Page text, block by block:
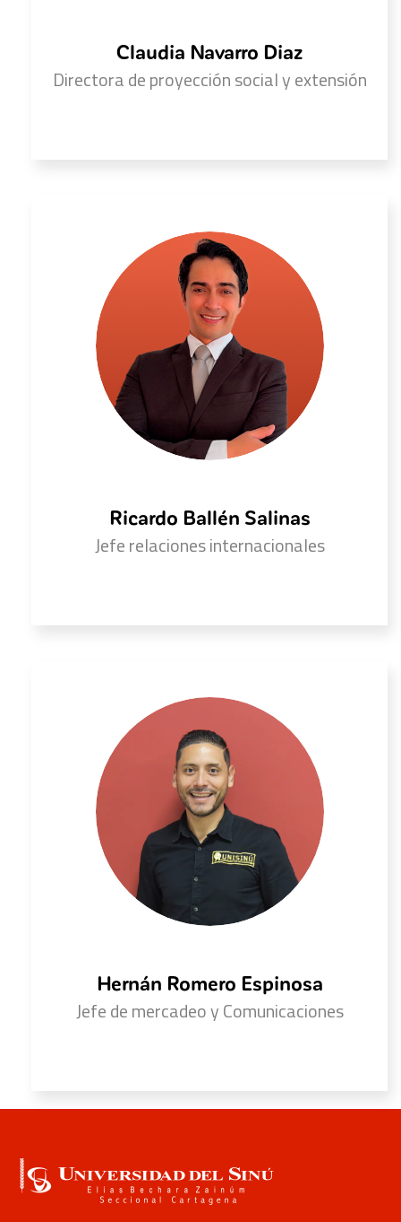
Claudia Navarro Diaz
Directora de proyección social y extensión
Ricardo Ballén Salinas
Jefe relaciones internacionales
Hernán Romero Espinosa
Jefe de mercadeo y Comunicaciones